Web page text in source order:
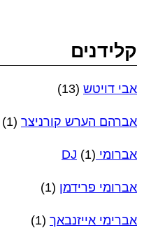
קלידנים
אבי דויטש (13)
אברהם הערש קורניצר (1)
אברומי DJ (1)
אברומי פרידמן (1)
אברימי אייזנבאך (1)